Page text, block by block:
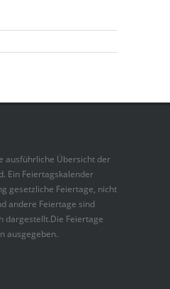
ausführliche Übersicht der
Ein Feiertagskalender
gesetzliche Feiertage, nicht
andere Feiertage sind
dargestellt.Die Feiertage
ausgegeben.